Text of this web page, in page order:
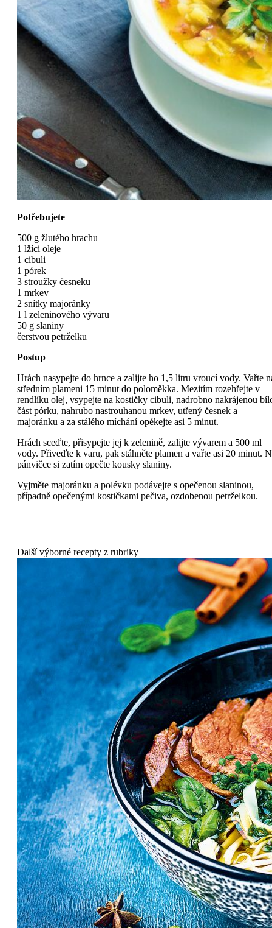
Potřebujete
500 g žlutého hrachu
1 lžíci oleje
1 cibuli
1 pórek
3 stroužky česneku
1 mrkev
2 snítky majoránky
1 l zeleninového vývaru
50 g slaniny
čerstvou petrželku
Postup
Hrách nasypejte do hrnce a zalijte ho 1,5 litru vroucí vody. Vařte
středním plameni 15 minut do poloměkka. Mezitím rozehřejte v
rendlíku olej, vsypejte na kostičky cibuli, nadrobno nakrájenou
část pórku, nahrubo nastrouhanou mrkev, utřený česnek a
majoránku a za stálého míchání opékejte asi 5 minut.
Hrách sceďte, přisypejte jej k zelenině, zalijte vývarem a 500 ml
vody. Přiveďte k varu, pak stáhněte plamen a vařte asi 20 minut.
pánvičce si zatím opečte kousky slaniny.
Vyjměte majoránku a polévku podávejte s opečenou slaninou,
případně opečenými kostičkami pečiva, ozdobenou petrželkou.
Další výborné recepty z rubriky